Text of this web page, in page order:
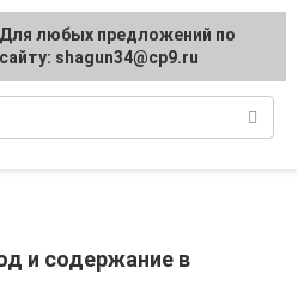
и содержание в
Для любых предложений по
сайту: shagun34@cp9.ru